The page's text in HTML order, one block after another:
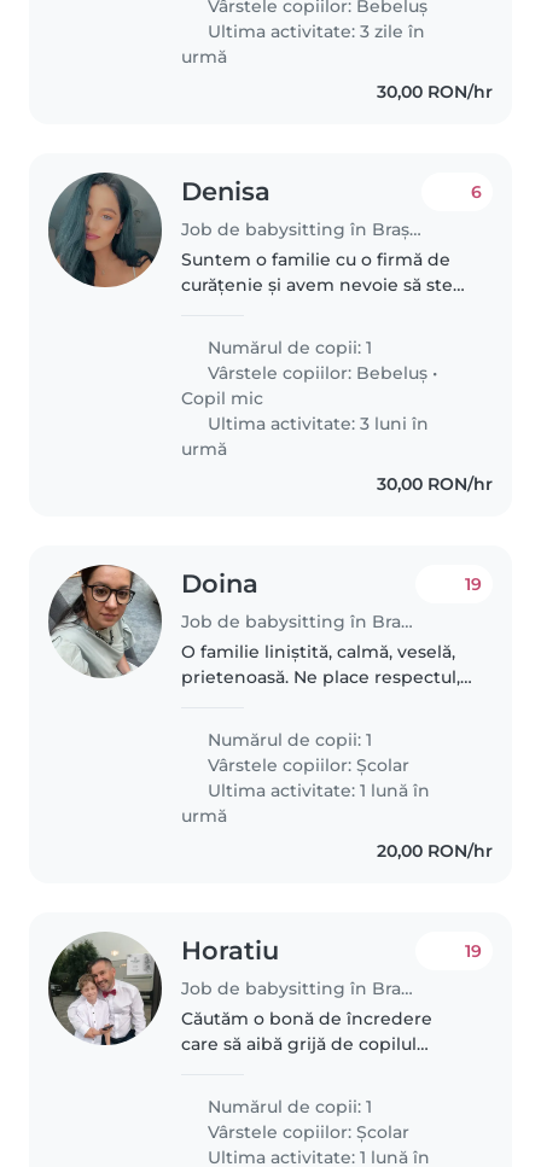
confortabilă cu animalele de
companie și să..
Vârstele copiilor: Bebeluș
Ultima activitate: 3 zile în
urmă
30,00 RON/hr
Denisa
Job de babysitting în Brașov
6
Suntem o familie cu o firmă de
curățenie și avem nevoie să stea
Numărul de copii: 1
Vârstele copiilor: Bebeluș •
Copil mic
Ultima activitate: 3 luni în
urmă
30,00 RON/hr
Doina
Job de babysitting în Brașov
19
O familie liniștită, calmă, veselă,
prietenoasă. Ne place respectul,
Numărul de copii: 1
Vârstele copiilor:Școlar
Ultima activitate: 1 lună în
urmă
20,00 RON/hr
Horatiu
Job de babysitting în Brașov
19
Căutăm o bonă de încredere
care să aibă grijă de copilul
la temele pentru acasă și să îl
observe în timpul jocului și..
Numărul de copii: 1
Vârstele copiilor:Școlar
Ultima activitate: 1 lună în